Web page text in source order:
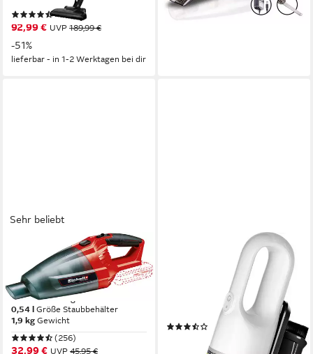
(1020)
92,99 € UVP 189,99 €
-51%
lieferbar - in 1-2 Werktagen bei dir
lieferbar - in 3-4 Werktagen bei dir
Sehr beliebt
Akku-Handstaubsauger TE-
VC 18 Li-Solo
900 W Leistung
0,54 l
Größe Staubbehälter
1,9 kg Gewicht
(256)
32,99 € UVP 45,95 €
Akku-Handstaubsauger CVH
Gewicht
(17)
lieferbar - in 1-2 Werktagen bei dir